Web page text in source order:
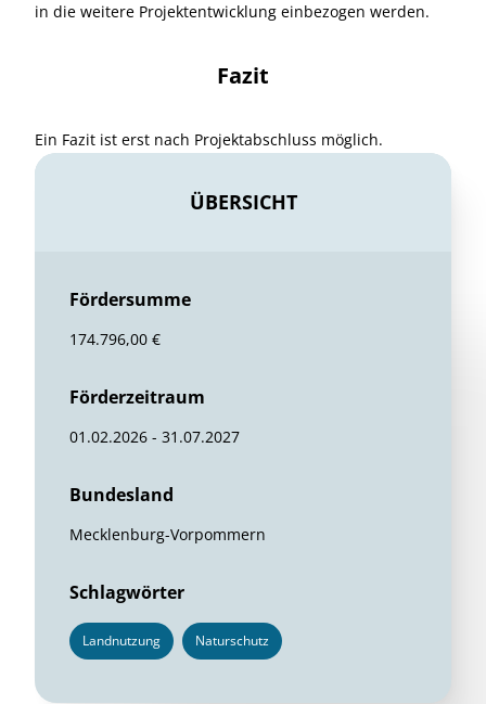
in die weitere Projektentwicklung einbezogen werden.
Fazit
Ein Fazit ist erst nach Projektabschluss möglich.
ÜBERSICHT
Fördersumme
174.796,00 €
Förderzeitraum
01.02.2026 - 31.07.2027
Bundesland
Mecklenburg-Vorpommern
Schlagwörter
Landnutzung Naturschutz